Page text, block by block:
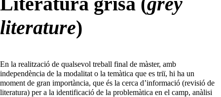
literature)
En la realització de qualsevol treball final de màster, amb
independència de la modalitat o la temàtica que es triï, hi ha un
moment de gran importància, que és la cerca d’informació (revisió de
literatura) per a la identificació de la problemàtica en el camp, anàlisi